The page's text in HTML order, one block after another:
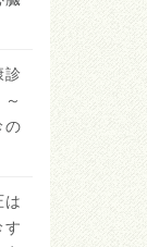
診
の
は